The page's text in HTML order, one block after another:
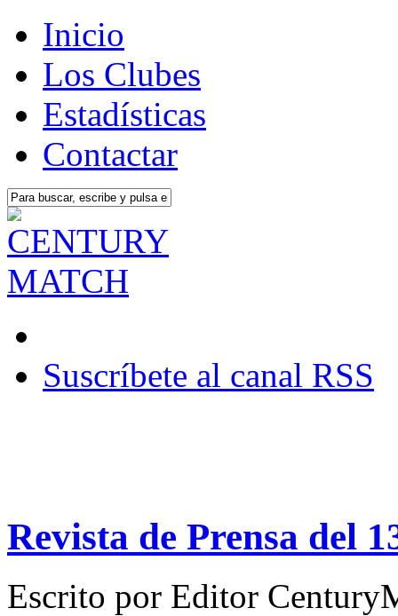
Inicio
Los Clubes
Estadísticas
Contactar
Suscríbete al canal RSS
Revista de Prensa del
Escrito por Editor